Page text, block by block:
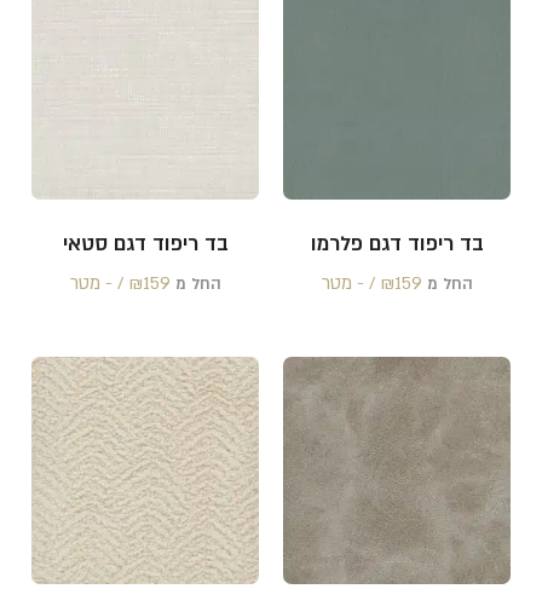
בד ריפוד דגם פלרמו
החל מ ₪159 /‏‏‎ ‎- מטר
בד ריפוד דגם סטאי
החל מ ₪159 /‏‏‎ ‎- מטר